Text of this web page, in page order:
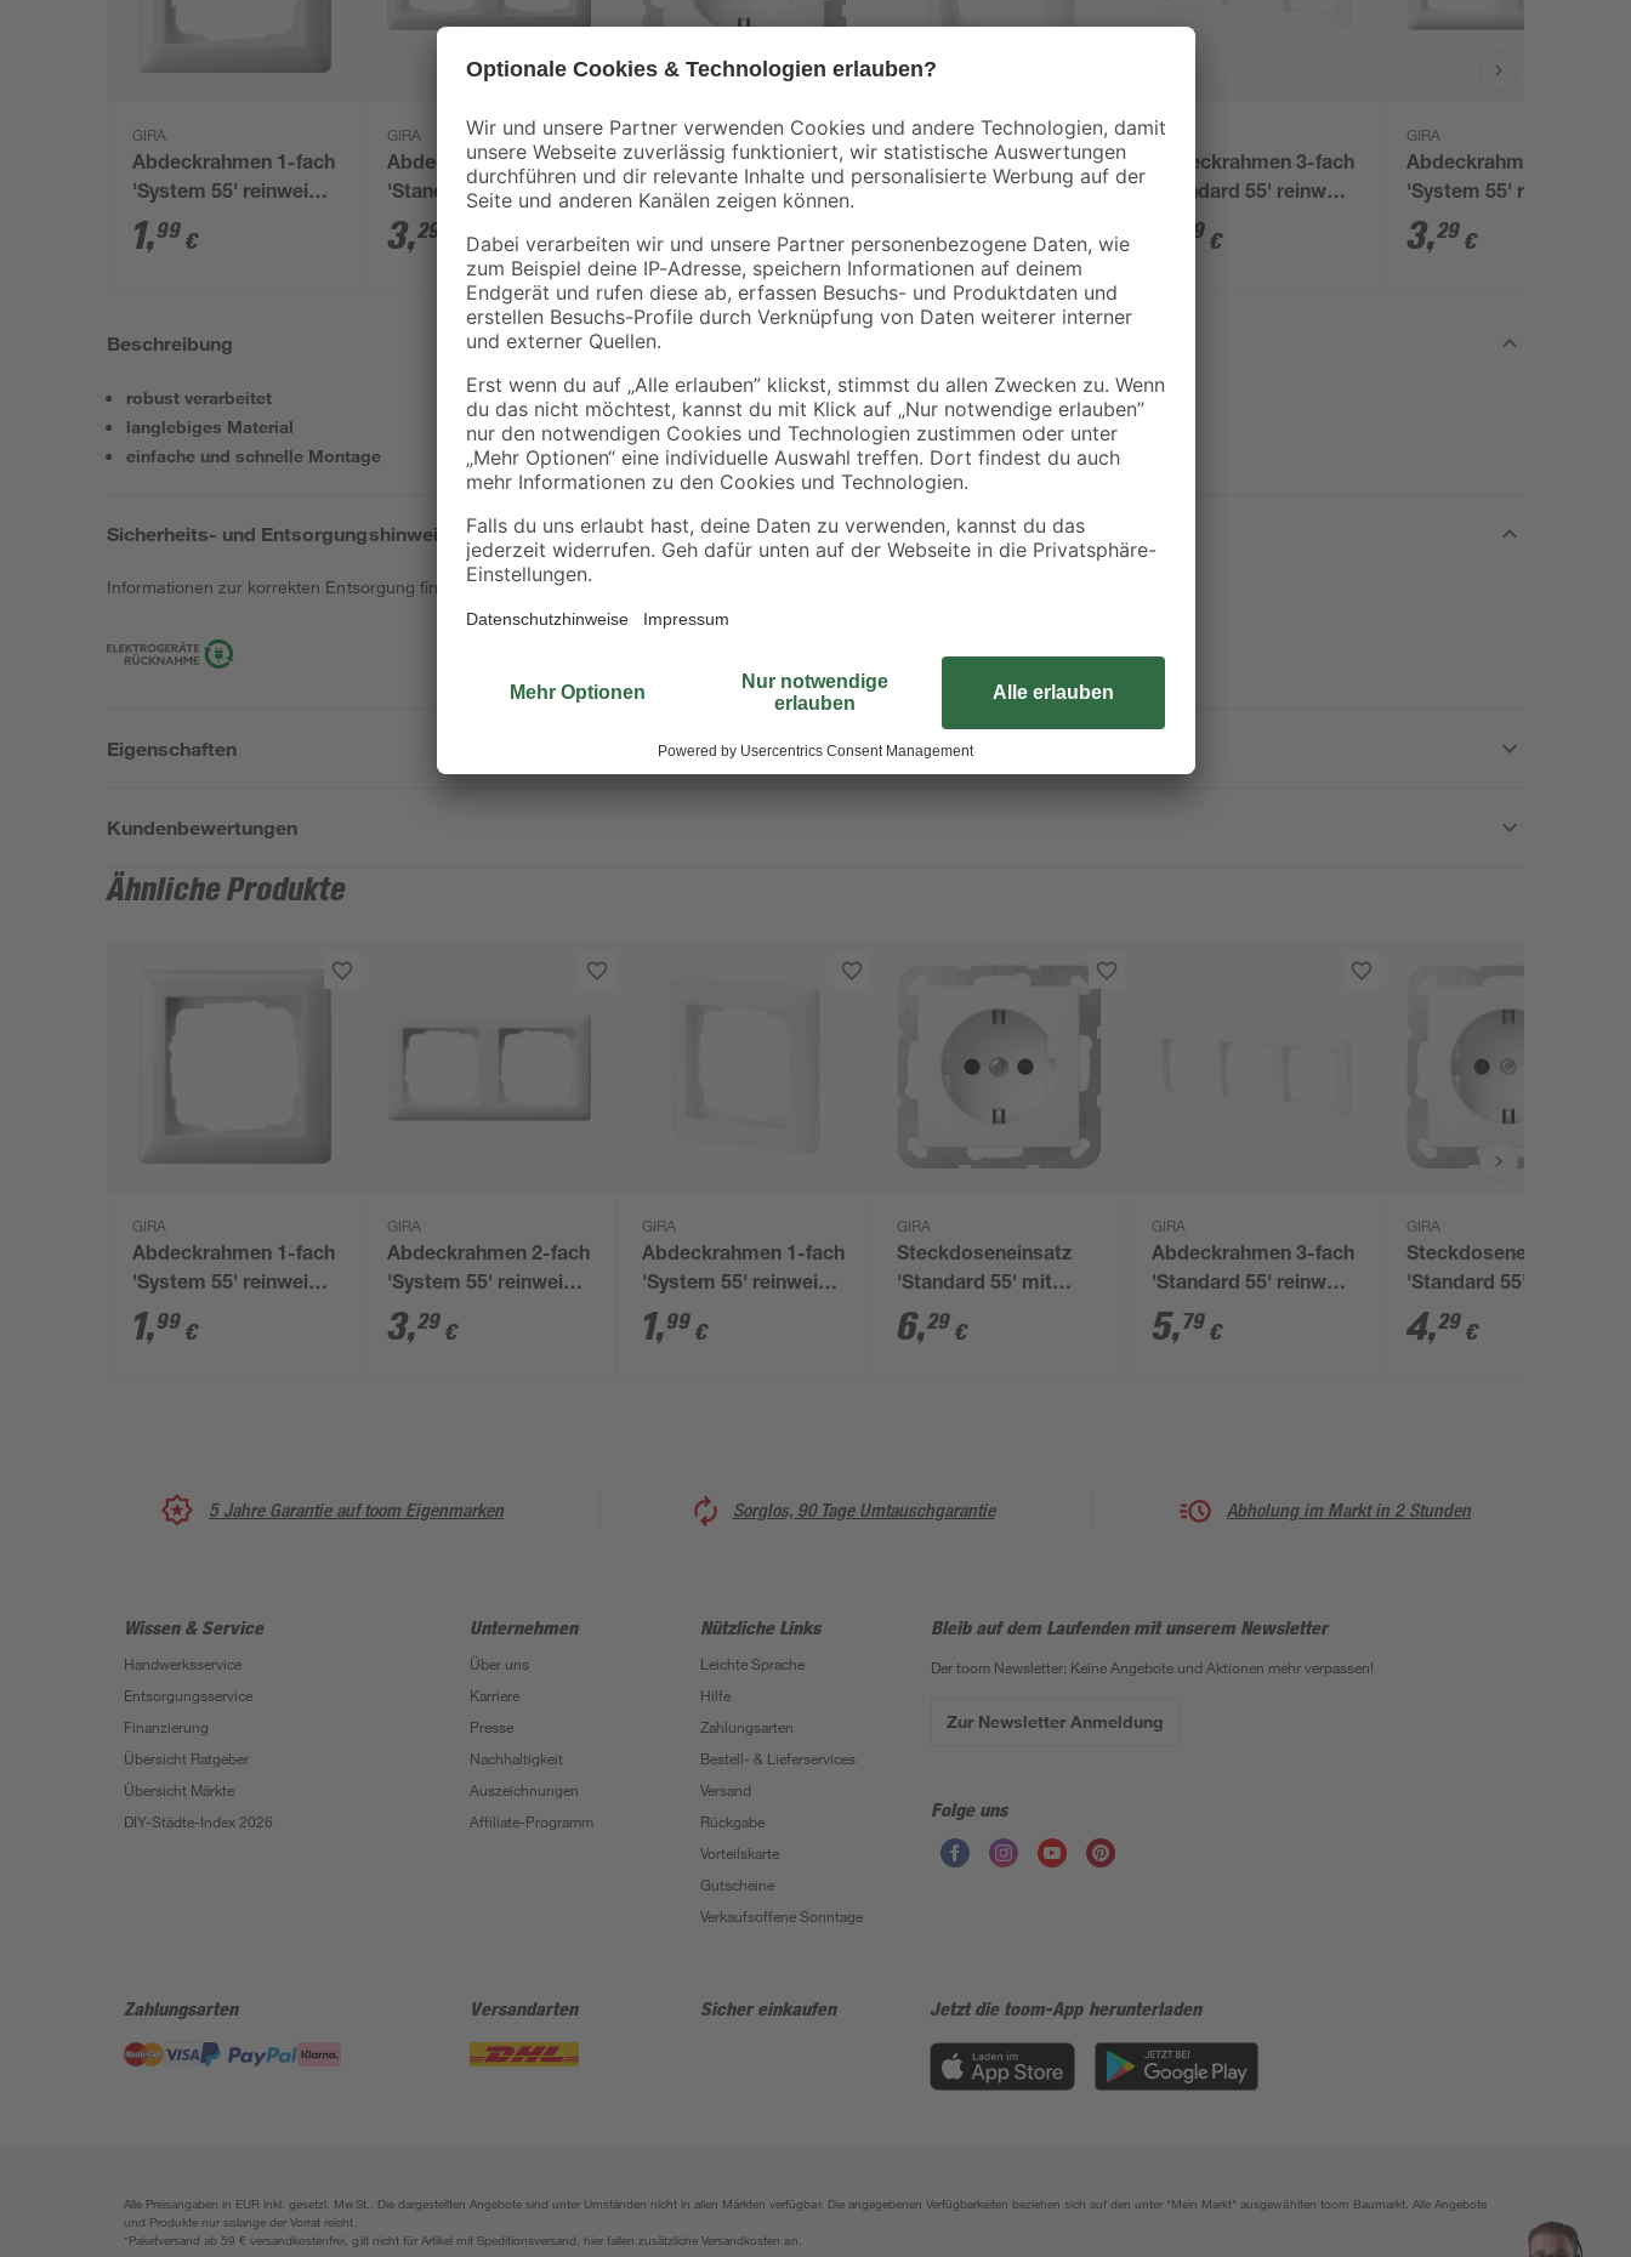
GIRA
Abdeckrahmen 1-fach
'System 55' reinweiß
glänzend
1,99 €
GIRA
Abdeckrahmen 2-fach
'Standard 55' reinweiß
glänzend
3,29
GIRA
Steckdoseneinsatz
'Standard 55' reinweiß
4, €
GIRA
Abdeckrahmen 1-fach
'System 55' reinweiß
1, 99 €
GIRA
Abdeckrahmen 3-fach
'Standard 55' reinweiß
glänzend
79 €
GIRA
Abdeckrahmen 2-fach
'System 55' reinweiß
matt
3,29 €
Beschreibung
robust verarbeitet
langlebiges Material
einfache und schnelle Montage
Sicherheits- und Entsorgungshinweise
Informationen zur korrekten Entsorgung findest duhier.
Eigenschaften
Kundenbewertungen
Ähnliche Produkte
GIRA
Abdeckrahmen 1-fach
'System 55' reinweiß
glänzend
1,99 €
GIRA
Abdeckrahmen 2-fach
'System 55' reinweiß
matt
3,29 €
GIRA
Abdeckrahmen 1-fach
'System 55' reinweiß
matt
1,99 €
GIRA
Steckdoseneinsatz
'Standard 55' mit
erhöhtem
Berührungsschutz
6,29 €
GIRA
Abdeckrahmen 3-fach
'Standard 55' reinweiß
glänzend
5,79 €
GIRA
Steckdoseneinsatz
'Standard 55' reinweiß
matt 7 x 7 cm
4,29 €
5 Jahre Garantie auf toom Eigenmarken Sorglos, 90 Tage Umtauschgarantie Abholung im Markt in 2 Stunden
Wissen & Service
Handwerksservice
Entsorgungsservice
Finanzierung
Übersicht Ratgeber
Übersicht Märkte
DIY-Städte-Index 2026
Unternehmen
Über uns
Karriere
Presse
Nachhaltigkeit
Auszeichnungen
Affiliate-Programm
Nützliche Links
Leichte Sprache
Hilfe
Zahlungsarten
Bestell- & Lieferservices
Versand
Rückgabe
Vorteilskarte
Gutscheine
Verkaufsoffene Sonntage
Bleib auf dem Laufenden mit unserem Newsletter
Der toom Newsletter: Keine Angebote und Aktionen mehr verpassen!
Zur Newsletter Anmeldung
Folge uns
Zahlungsarten Versandarten Sicher einkaufen Jetzt die toom-App herunterladen
Alle Preisangaben in EUR inkl. gesetzl. MwSt.. Die dargestellten Angebote sind unter Umständen nicht in allen Märkten verfügbar. Die angegebenen Verfügbarkeiten beziehen sich auf den unter "Mein Markt" ausgewählten toom Baumarkt. Alle Angebote
und Produkte nur solange der Vorrat reicht.
*Paketversand ab 59 € versandkostenfrei, gilt nicht für Artikel mit Speditionsversand, hier fallen zusätzliche Versandkosten an.